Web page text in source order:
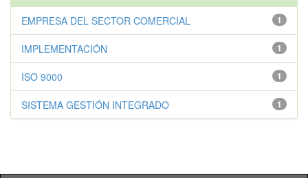
1
EMPRESA DEL SECTOR COMERCIAL
1
IMPLEMENTACIÓN
1
ISO 9000
1
SISTEMA GESTIÓN INTEGRADO